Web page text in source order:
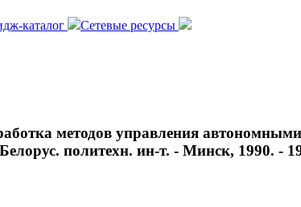
каталог
Сетевые ресурсы
методов управления
политехн. ин-т. - Минск, 1990. -